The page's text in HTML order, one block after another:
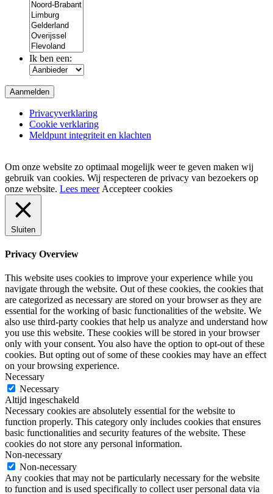
Ik ben een:
Privacyverklaring
Cookie verklaring
Meldpunt integriteit en klachten
Om onze website zo optimaal mogelijk weer te geven maken wij
gebruik van cookies. Wij respecteren de privacy van bezoekers op
onze website. Lees meer Accepteer cookies
Sluiten
Privacy Overview
This website uses cookies to improve your experience while you
navigate through the website. Out of these cookies, the cookies that
are categorized as necessary are stored on your browser as they are
essential for the working of basic functionalities of the website. We
also use third-party cookies that help us analyze and understand how
you use this website. These cookies will be stored in your browser
only with your consent. You also have the option to opt-out of these
cookies. But opting out of some of these cookies may have an effect
on your browsing experience.
Necessary
Necessary
Altijd ingeschakeld
Necessary cookies are absolutely essential for the website to
function properly. This category only includes cookies that ensures
basic functionalities and security features of the website. These
cookies do not store any personal information.
Non-necessary
Non-necessary
Any cookies that may not be particularly necessary for the website
to function and is used specifically to collect user personal data via